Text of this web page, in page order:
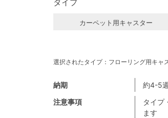
注意事項
タイプ
ます
納期 約4-5
タイプ
カーペット用キャスター
選択されたタイプ：フローリング用キャ